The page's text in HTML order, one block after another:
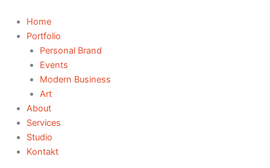
Inhalt
springen
Home
Portfolio
Personal Brand
Events
Modern Business
Art
About
Services
Studio
Kontakt